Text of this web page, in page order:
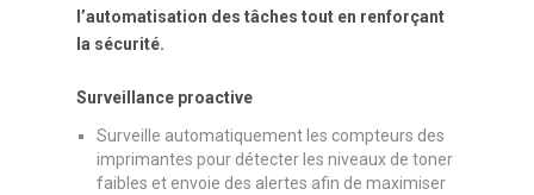
l’automatisation des tâches tout en renforçant
la sécurité.
Surveillance proactive
Surveille automatiquement les compteurs des
imprimantes pour détecter les niveaux de toner
faibles et envoie des alertes afin de maximiser